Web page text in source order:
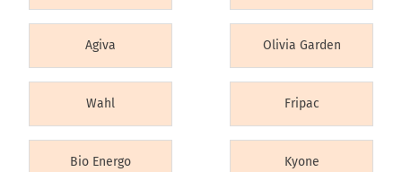
Agiva Olivia Garden
Wahl Fripac
Bio Energo Kyone